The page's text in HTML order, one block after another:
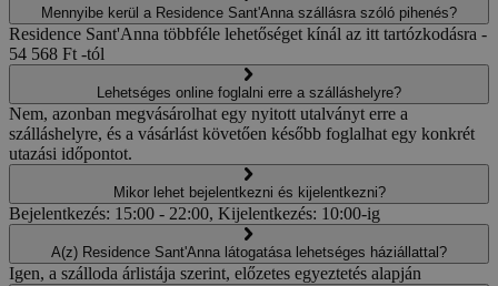
Mennyibe kerül a Residence Sant'Anna szállásra szóló pihenés?
Residence Sant'Anna többféle lehetőséget kínál az itt tartózkodásra -
54 568 Ft -tól
Lehetséges online foglalni erre a szálláshelyre?
Nem, azonban megvásárolhat egy nyitott utalványt erre a
szálláshelyre, és a vásárlást követően később foglalhat egy konkrét
utazási időpontot.
Mikor lehet bejelentkezni és kijelentkezni?
Bejelentkezés: 15:00 - 22:00, Kijelentkezés: 10:00-ig
A(z) Residence Sant'Anna látogatása lehetséges háziállattal?
Igen, a szálloda árlistája szerint, előzetes egyeztetés alapján